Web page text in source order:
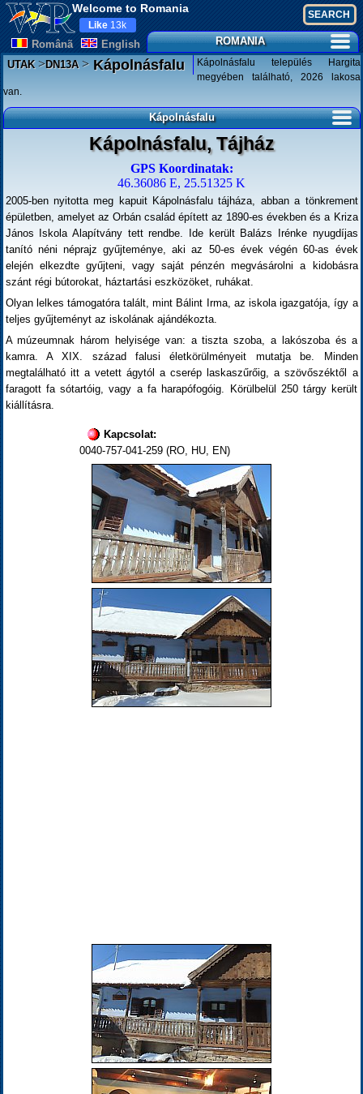
Welcome to Romania
Românã English
Like 13k
ROMANIA
UTAK>DN13A>Kápolnásfalu
Kápolnásfalu település Hargita
megyében található, 2026 lakosa
van.
Kápolnásfalu
Kápolnásfalu, Tájház
GPS Koordinatak:
46.36086 E, 25.51325 K
2005-ben nyitotta meg kapuit Kápolnásfalu tájháza, abban a tönkrement
épületben, amelyet az Orbán család épített az 1890-es években és a Kriza
János Iskola Alapítvány tett rendbe. Ide került Balázs Irénke nyugdíjas
tanító néni néprajz gyűjteménye, aki az 50-es évek végén 60-as évek
elején elkezdte gyűjteni, vagy saját pénzén megvásárolni a kidobásra
szánt régi bútorokat, háztartási eszközöket, ruhákat.
Olyan lelkes támogatóra talált, mint Bálint Irma, az iskola igazgatója, így a
teljes gyűjteményt az iskolának ajándékozta.
A múzeumnak három helyisége van: a tiszta szoba, a lakószoba és a
kamra. A XIX. század falusi életkörülményeit mutatja be. Minden
megtalálható itt a vetett ágytól a cserép laskaszűrőig, a szövőszéktől a
faragott fa sótartóig, vagy a fa harapófogóig. Körülbelül 250 tárgy került
kiállításra.
Kapcsolat:
0040-757-041-259 (RO, HU, EN)